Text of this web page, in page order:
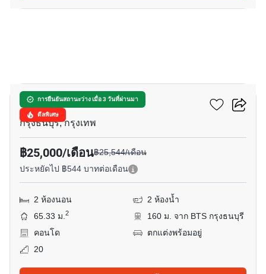
การยืนยันสถานะว่าง เมื่อ 3 วันที่ผ่านมา
ดีลพิเศษ
คิว เฮาส์ สาทร
กรุงธนบุรี, กรุงเทพ
฿25,000/เดือน฿25,544/เดือน
ประหยัดไป ฿544 บาทต่อเดือน
2 ห้องนอน
2 ห้องน้ำ
65.33 ม.2
160 ม. จาก BTS กรุงธนบุรี
คอนโด
ตกแต่งพร้อมอยู่
20